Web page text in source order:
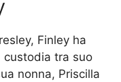
Finley ha
tra suo
nonna, Priscilla